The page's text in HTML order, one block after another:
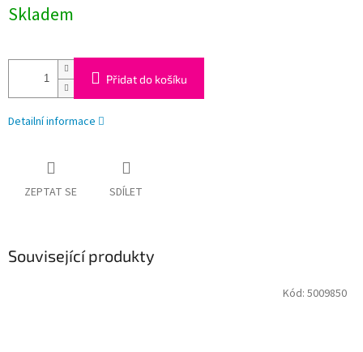
cena:
Skladem
Přidat do košíku
Detailní informace
ZEPTAT SE SDÍLET
Související produkty
Kód: 5009850